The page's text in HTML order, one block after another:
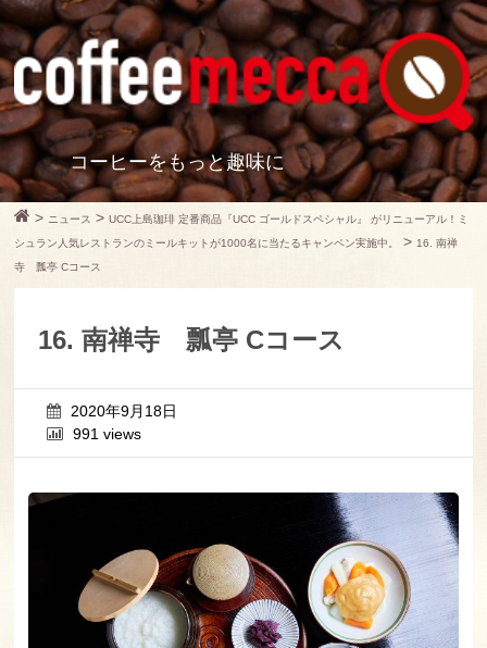
コーヒーをもっと趣味に
> ニュース >UCC上島珈琲 定番商品『UCC ゴールドスペシャル』 がリニューアル！ミ
シュラン人気レストランのミールキットが1000名に当たるキャンペン実施中。
> 16. 南禅
寺 瓢亭 Cコース
16. 南禅寺 瓢亭 Cコース
2020年9月18日
991 views